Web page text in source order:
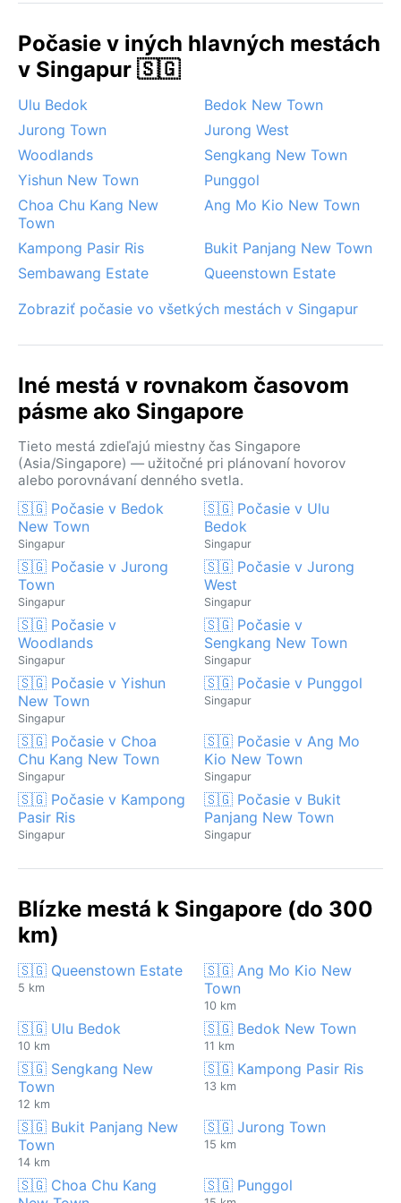
viditeľnosť. Našťastie, Singapur neohrozujú tajfúny
ani cyklóny – jediné, čo treba rešpektovať, je silné
slnko a vlhkosť.
Počasie v iných hlavných mestách
v Singapur 🇸🇬
Ulu Bedok
Bedok New Town
Jurong Town
Jurong West
Woodlands
Sengkang New Town
Yishun New Town
Punggol
Choa Chu Kang New
Town
Ang Mo Kio New Town
Kampong Pasir Ris
Bukit Panjang New Town
Sembawang Estate
Queenstown Estate
Zobraziť počasie vo všetkých mestách v Singapur
Iné mestá v rovnakom časovom
pásme ako Singapore
Tieto mestá zdieľajú miestny čas Singapore
(Asia/Singapore) — užitočné pri plánovaní hovorov
alebo porovnávaní denného svetla.
🇸🇬 Počasie v Bedok
New Town
Singapur
🇸🇬 Počasie v Ulu
Bedok
Singapur
🇸🇬 Počasie v Jurong
Town
Singapur
🇸🇬 Počasie v Jurong
West
Singapur
🇸🇬 Počasie v
Woodlands
Singapur
🇸🇬 Počasie v
Sengkang New Town
Singapur
🇸🇬 Počasie v Yishun
New Town
Singapur
🇸🇬 Počasie v Punggol
Singapur
🇸🇬 Počasie v Choa
Chu Kang New Town
Singapur
🇸🇬 Počasie v Ang Mo
Kio New Town
Singapur
🇸🇬 Počasie v Kampong
Pasir Ris
Singapur
🇸🇬 Počasie v Bukit
Panjang New Town
Singapur
Blízke mestá k Singapore (do 300
km)
🇸🇬 Queenstown Estate
5 km
🇸🇬 Ang Mo Kio New
Town
10 km
🇸🇬 Ulu Bedok
10 km
🇸🇬 Bedok New Town
11 km
🇸🇬 Sengkang New
Town
12 km
🇸🇬 Kampong Pasir Ris
13 km
🇸🇬 Bukit Panjang New
Town
14 km
🇸🇬 Jurong Town
15 km
🇸🇬 Choa Chu Kang
🇸🇬 Punggol